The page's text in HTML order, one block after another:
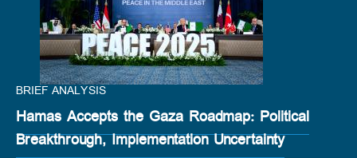
BRIEF ANALYSIS
Hamas Accepts the Gaza Roadmap: Political
Breakthrough, Implementation Uncertainty